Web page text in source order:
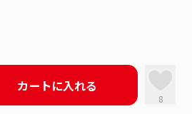
カートに入れる
8